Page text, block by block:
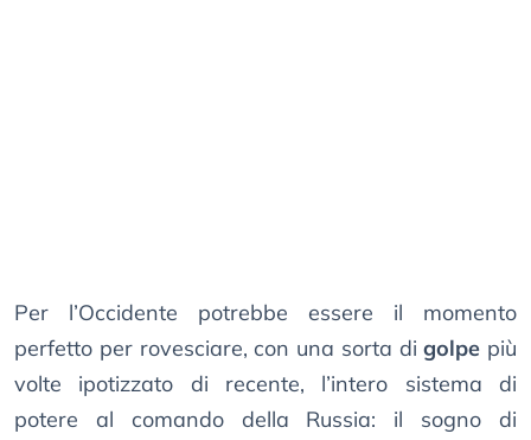
Per l’Occidente potrebbe essere il momento
perfetto per rovesciare, con una sorta digolpe più
volte ipotizzato di recente, l’intero sistema di
potere al comando della Russia: il sogno di